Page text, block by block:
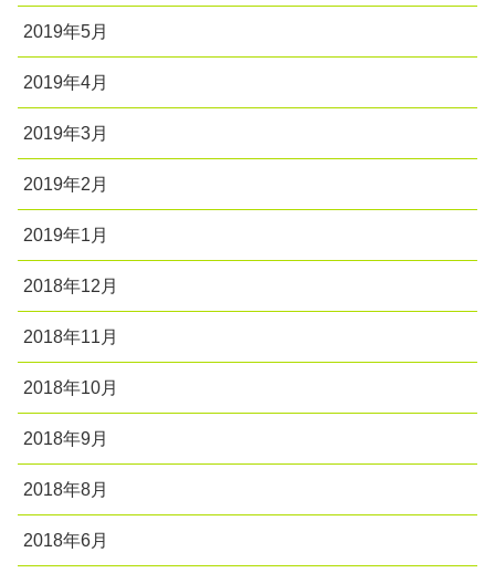
2019年5月
2019年4月
2019年3月
2019年2月
2019年1月
2018年12月
2018年11月
2018年10月
2018年9月
2018年8月
2018年6月